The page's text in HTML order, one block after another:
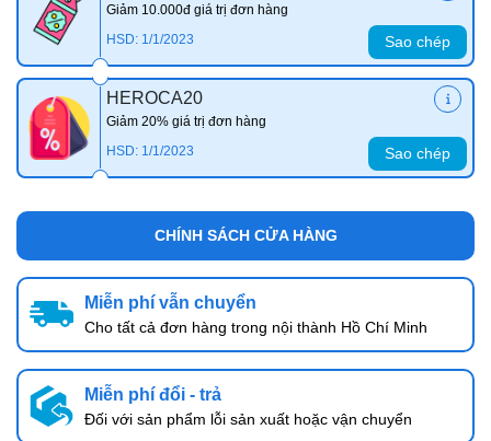
Giảm 10.000đ giá trị đơn hàng
HSD: 1/1/2023
Sao chép
HEROCA20
Giảm 20% giá trị đơn hàng
HSD: 1/1/2023
Sao chép
CHÍNH SÁCH CỬA HÀNG
Miễn phí vẫn chuyển
Cho tất cả đơn hàng trong nội thành Hồ Chí Minh
Miễn phí đổi - trả
Đối với sản phẩm lỗi sản xuất hoặc vận chuyển